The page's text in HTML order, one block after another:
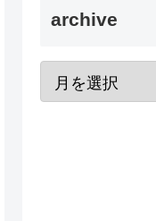
archive